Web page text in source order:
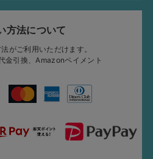
方法について
がご利用いただけます。
金引換、Amazonペイメント